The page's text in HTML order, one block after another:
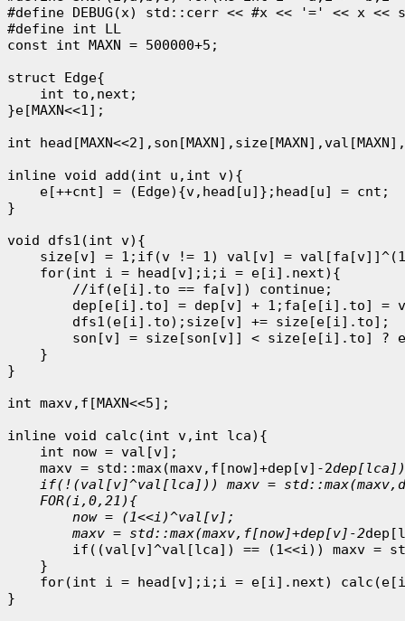
#define DEBUG(x) std::cerr << #x << '=' << x <<
#define int LL
const int MAXN = 500000+5;
struct Edge{
    int to,next;
}e[MAXN<<1];
int
inline void add(int u,int v){
    e[++cnt] = (Edge){v,head[u]};head[u] = cnt;
}
void dfs1(int v){
size[v] = 1;if(v != 1) val[v] =
    for(int i = head[v];i;i = e[i].next){
        //if(e[i].to == fa[v]) continue;
dep[e[i].to] = dep[v] + 1;fa[e[i].to] =
        dfs1(e[i].to);size[v] += size[e[i].to];
son[v] = size[son[v]] < size[e[i].to] ?
    }
}
int maxv,f[MAXN<<5];
inline void calc(int v,int lca){
    int now = val[v];
    maxv = std::max(maxv,f[now]+dep[v]-2
if(!(val[v]^val[lca])) maxv =
    FOR(i,0,21){
        now = (1<<i)^val[v];
        maxv = std::max(maxv,f[now]+dep[v]-2
if((val[v]^val[lca]) == (1<<i)) maxv =
    }
for(int i = head[v];i;i = e[i].next)
}